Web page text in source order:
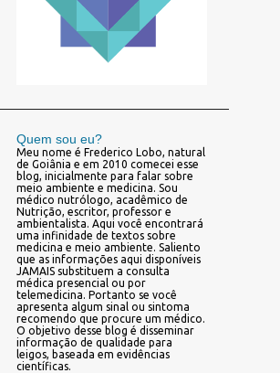
Quem sou eu?
Meu nome é Frederico Lobo, natural
de Goiânia e em 2010 comecei esse
blog, inicialmente para falar sobre
meio ambiente e medicina. Sou
médico nutrólogo, acadêmico de
Nutrição, escritor, professor e
ambientalista. Aqui você encontrará
uma infinidade de textos sobre
medicina e meio ambiente. Saliento
que as informações aqui disponíveis
JAMAIS substituem a consulta
médica presencial ou por
telemedicina. Portanto se você
apresenta algum sinal ou sintoma
recomendo que procure um médico.
O objetivo desse blog é disseminar
informação de qualidade para
leigos, baseada em evidências
científicas.